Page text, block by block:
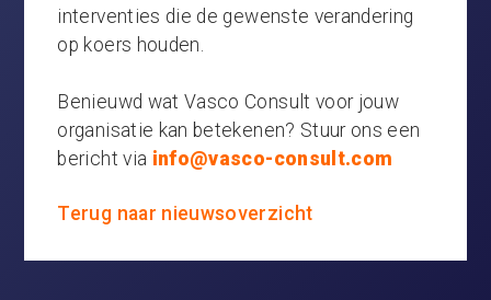
interventies die de gewenste verandering
op koers houden.
Benieuwd wat Vasco Consult voor jouw
organisatie kan betekenen? Stuur ons een
bericht via info@vasco-consult.com
Terug naar nieuwsoverzicht